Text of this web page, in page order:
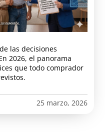
las decisiones
2026, el panorama
que todo comprador
25 marzo, 2026